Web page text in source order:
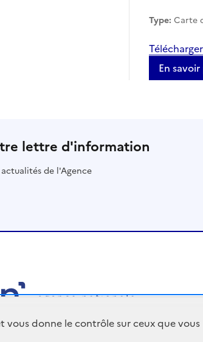
vous donne le contrôle sur ceux que vous
Type: Carte
En
lettre d'information
de l'Agence